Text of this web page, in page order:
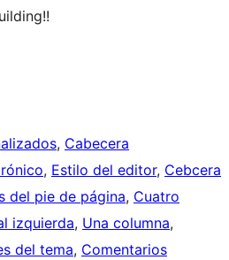
, Cabecera
, Estilo del editor, Cebcera
del pie de página, Cuatro
izquierda, Una columna
del tema, Comentarios